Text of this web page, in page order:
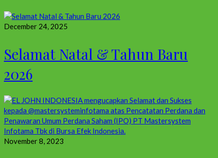
December 24, 2025
Selamat Natal & Tahun Baru
2026
November 8, 2023